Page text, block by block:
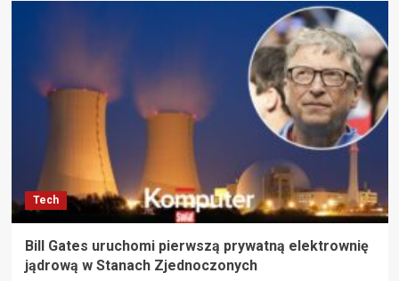
Tech
Bill Gates uruchomi pierwszą prywatną elektrownię
jądrową w Stanach Zjednoczonych